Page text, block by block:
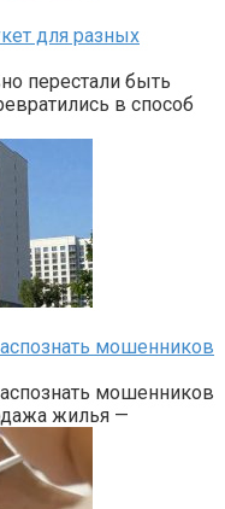
для разных
перестали быть
в способ
мошенников
мошенников
жилья —